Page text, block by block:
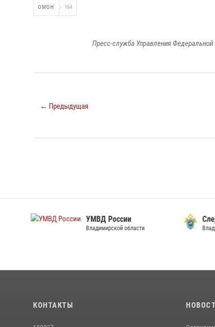
ОМОН 164
Пресс-служба Управления
← Предыдущая
УМВД России
Владимирской области
КОНТАКТЫ